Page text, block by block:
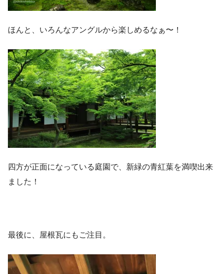
ほんと、いろんなアングルから楽しめるなぁ〜！
四方が正面になっている庭園で、新緑の青紅葉を満喫出来
ました！
最後に、屋根瓦にもご注目。